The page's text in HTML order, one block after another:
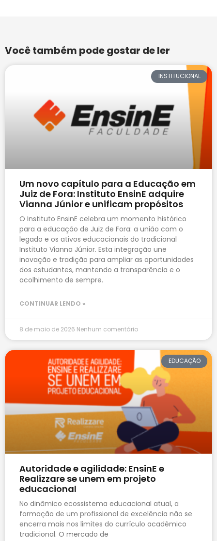
Você também pode gostar de ler
INSTITUCIONAL
Um novo capítulo para a Educação em
Juiz de Fora: Instituto EnsinE adquire
Vianna Júnior e unificam propósitos
O Instituto EnsinE celebra um momento histórico
para a educação de Juiz de Fora: a união com o
legado e os ativos educacionais do tradicional
Instituto Vianna Júnior. Esta integração une
inovação e tradição para ampliar as oportunidades
dos estudantes, mantendo a transparência e o
acolhimento de sempre.
CONTINUAR LENDO »
8 de maio de 2026 Nenhum comentário
EDUCAÇÃO
Autoridade e agilidade: EnsinE e
Realizzare se unem em projeto
educacional
No dinâmico ecossistema educacional atual, a
formação de um profissional de excelência não se
encerra mais nos limites do currículo acadêmico
tradicional. O mercado de